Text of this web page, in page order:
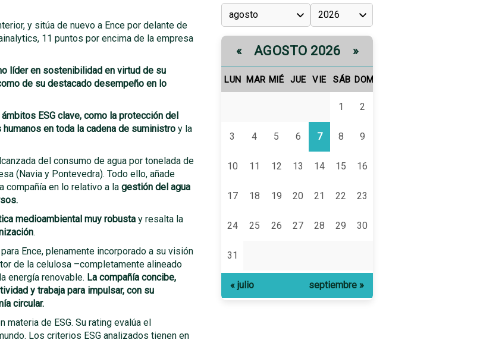
y sitúa de nuevo a Ence por delante de
11 puntos por encima de la empresa
líder en sostenibilidad en virtud de su
de su destacado desempeño en lo
ESG clave, como la protección del
en toda la cadena de suministro y la
del consumo de agua por tonelada de
(Navia y Pontevedra). Todo ello, añade
compañía en lo relativo a la gestión del agua
medioambiental muy robusta y resalta la
.
Ence, plenamente incorporado a su visión
de la celulosa –completamente alineado
energía renovable. La compañía concibe,
y trabaja para impulsar, con su
circular.
de ESG. Su rating evalúa el
Los criterios ESG analizados tienen en
« AGOSTO 2026 »
LUN MAR MIÉ JUE VIE SÁB DOM
1 2
3 4 5 6 7 8 9
10 11 12 13 14 15 16
17 18 19 20 21 22 23
24 25 26 27 28 29 30
31
« julio septiembre »